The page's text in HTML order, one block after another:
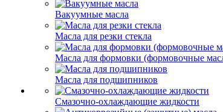
Вакуумные масла
Масла для резки стекла
Масла для формовки (формовочные
Масла для подшипников
Смазочно-охлаждающие жидкости